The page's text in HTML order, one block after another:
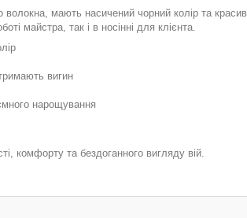
волокна, мають насичений чорний колір та
майстра, так і в носінні для клієнта.
вигин
нарощування
комфорту та бездоганного вигляду вій.